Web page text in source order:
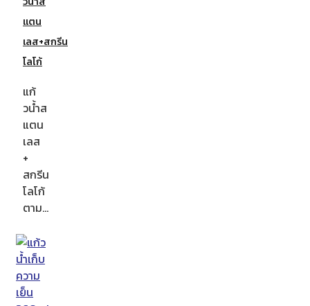
แตน
เลส+สกรีน
โลโก้
แก้
วน้ำส
แตน
เลส
+
สกรีน
โลโก้
ตาม…